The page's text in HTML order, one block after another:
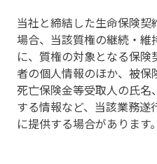
当社と締結した生命保険
場合、当該質権の継続・維
に、質権の対象となる保
者の個人情報のほか、被保
死亡保険金等受取人の氏
する情報など、当該業務
に提供する場合があります。